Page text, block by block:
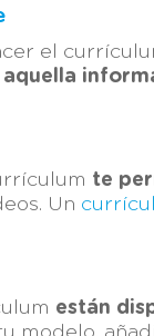
el
te
Un
están